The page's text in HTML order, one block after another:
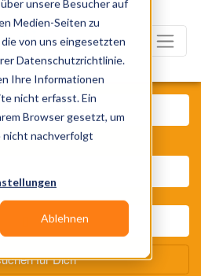
unsere Besucher auf
Medien-Seiten zu
von uns eingesetzten
Datenschutzrichtlinie.
Ihre Informationen
nicht erfasst. Ein
Browser gesetzt, um
nicht nachverfolgt
Ablehnen
Was? Künstler, Zelte,
für Dich